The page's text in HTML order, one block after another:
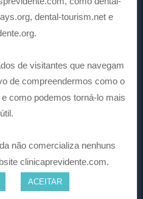
dental-tourism.net e
de visitantes que navegam
de compreendermos como o
como podemos torná-lo mais
útil.
não comercializa nenhuns
clinicaprevidente.com.
ACEITAR